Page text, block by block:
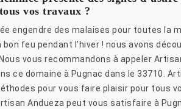
vos travaux ?
engendre des malaises pour toutes la
feu pendant l’hiver ! nous avons
vous recommandons à appeler
ce domaine à Pugnac dans le 33710.
pour vous faire plaisir pour tous
Andueza peut vous satisfaire à